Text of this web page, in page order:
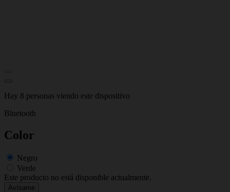
Hay 8 personas viendo este dispositivo
Bluetooth
Color
Negro
Verde
Este producto no está disponible actualmente.
Avísame